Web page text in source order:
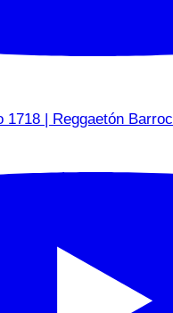
1718 | Reggaetón